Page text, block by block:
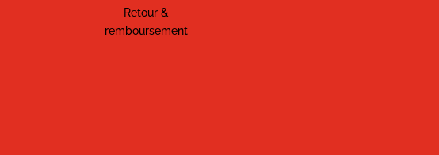
Retour &
remboursement